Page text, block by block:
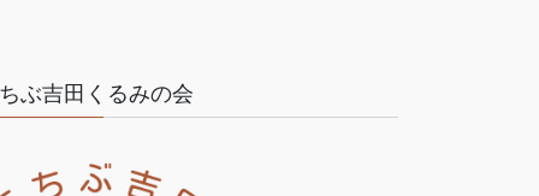
ぶ吉田くるみの会